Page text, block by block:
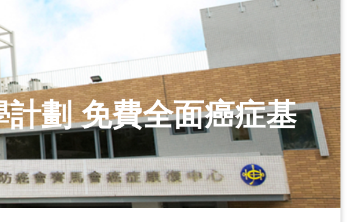
劃 免費全面癌症基